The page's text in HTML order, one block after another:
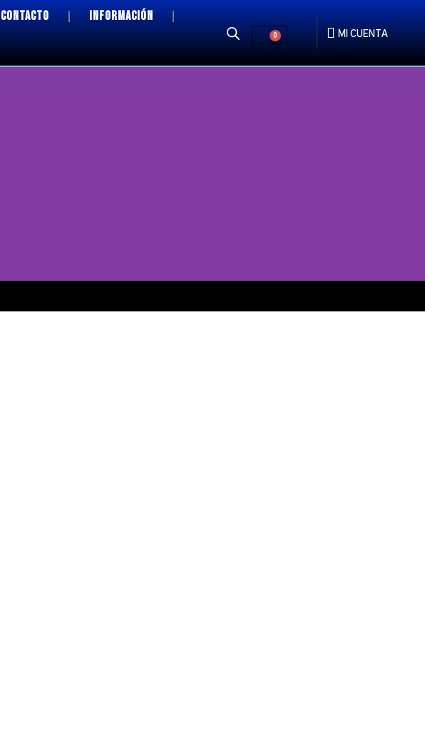
CONTACTO INFORMACIÓN
0 MI CUENTA